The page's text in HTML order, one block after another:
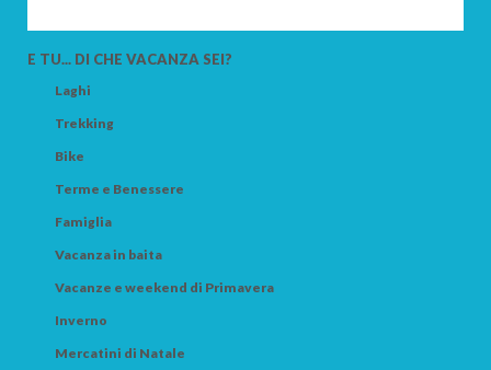
E TU... DI CHE VACANZA SEI?
Laghi
Trekking
Bike
Terme e Benessere
Famiglia
Vacanza in baita
Vacanze e weekend di Primavera
Inverno
Mercatini di Natale